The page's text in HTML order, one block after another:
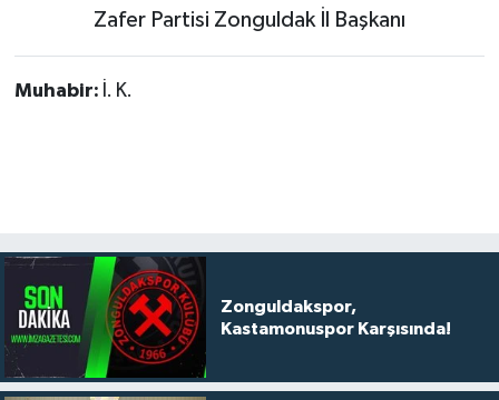
Zafer Partisi Zonguldak İl Başkanı
Muhabir: İ. K.
Zonguldakspor,
Kastamonuspor Karşısında!